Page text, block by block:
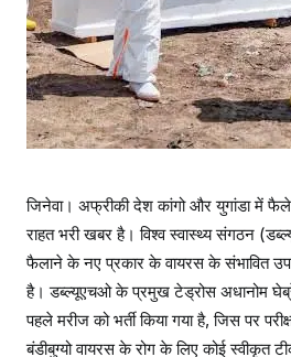
जिनेवा। अफ्रीकी देश कांगो और युगांडा में
राहत भरी खबर है। विश्व स्वास्थ्य संगठन
फैलाने के नए प्रकार के वायरस के संभावित
है। डब्ल्यूएचओ के प्रमुख टेड्रोस अधानोम
पहले मरीज को भर्ती किया गया है, जिस पर
बंडीबुग्यो वायरस के रोग के लिए कोई स्वीकृत